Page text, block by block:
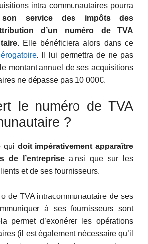
intra communautaires pourra
service des impôts des
d’un numéro de TVA
. Elle bénéficiera alors dans ce
. Il lui permettra de ne pas
montant annuel de ses acquisitions
ne dépasse pas 10 000€.
le numéro de TVA
?
qui doit impérativement apparaître
de l’entrepriseainsi que sur les
et de ses fournisseurs.
de TVA intracommunautaire de ses
à ses fournisseurs sont
permet d’exonérer les opérations
(il est également nécessaire qu’il